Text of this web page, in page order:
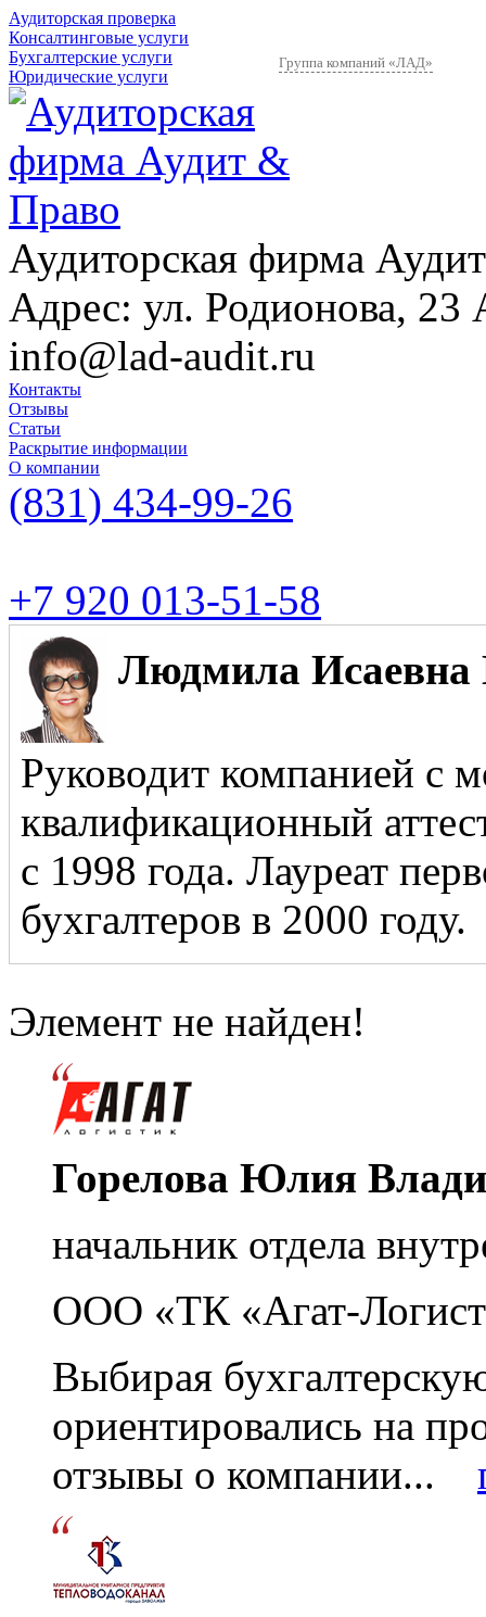
Аудиторская проверка
Консалтинговые услуги
Бухгалтерские услуги
Юридические услуги
Группа компаний «ЛАД»
Аудиторская фирма
Адрес: ул. Родионова, 23
info@lad-audit.ru
Контакты
Отзывы
Статьи
Раскрытие информации
О компании
(831) 434-99-26
+7 920 013-51-58
Людмила Исаевна
Руководит компанией с
квалификационный
с 1998 года. Лауреат
бухгалтеров в 2000 году.
Элемент не найден!
Горелова Юлия
начальник отдела
ООО «ТК «Агат-
Выбирая
ориентировались на
отзывы о компании...